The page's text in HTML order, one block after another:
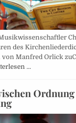
des
von Manfred Orlick
…